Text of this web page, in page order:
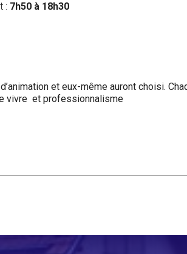
:7h50 à 18h30
et eux-même auront choisi.
vivre et professionnalisme